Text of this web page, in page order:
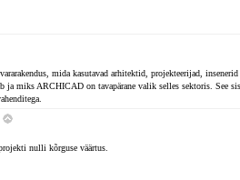
mida kasutavad arhitektid, projekteerijad,
miks ARCHICAD on tavapärane valik selles sektoris. See
nulli kõrguse väärtus.